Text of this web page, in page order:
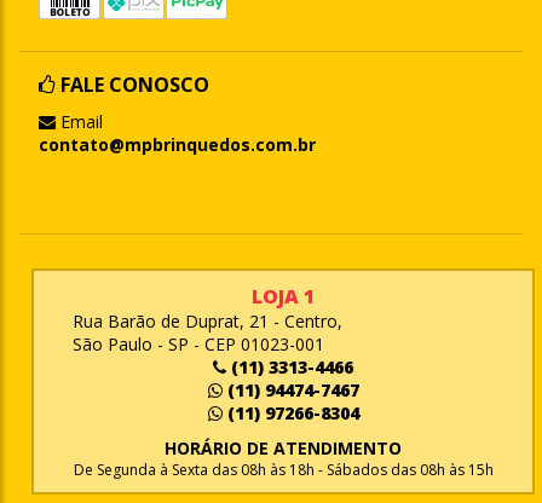
FALE CONOSCO
Email
contato@mpbrinquedos.com.br
LOJA 1
Rua Barão de Duprat, 21 - Centro,
São Paulo - SP - CEP 01023-001
(11) 3313-4466
(11) 94474-7467
(11) 97266-8304
HORÁRIO DE ATENDIMENTO
De Segunda à Sexta das 08h às 18h - Sábados das 08h às 15h